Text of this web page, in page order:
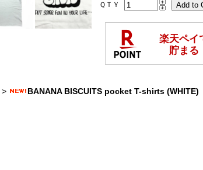
ＱＴＹ
> BANANA BISCUITS pocket T-shirts (WHITE)